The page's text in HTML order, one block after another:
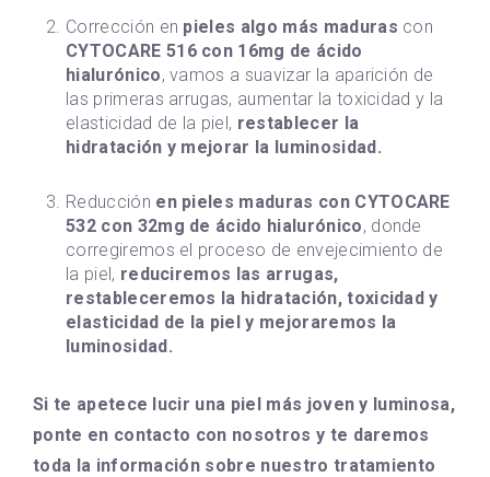
Corrección en pieles algo más maduras con
CYTOCARE 516 con 16mg de ácido
hialurónico, vamos a suavizar la aparición de
las primeras arrugas, aumentar la toxicidad y la
elasticidad de la piel, restablecer la
hidratación y mejorar la luminosidad.
Reducción en pieles maduras con CYTOCARE
532 con 32mg de ácido hialurónico, donde
corregiremos el proceso de envejecimiento de
la piel, reduciremos las arrugas,
restableceremos la hidratación, toxicidad y
elasticidad de la piel y mejoraremos la
luminosidad.
Si te apetece lucir una piel más joven y luminosa,
ponte en contacto con nosotros y te daremos
toda la información sobre nuestro tratamiento